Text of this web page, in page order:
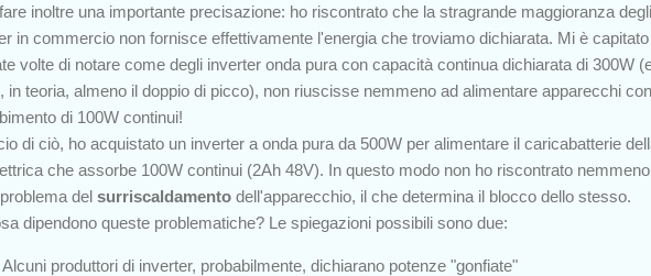
inoltre una importante precisazione: ho riscontrato che la stragrande maggioranza degli
in commercio non fornisce effettivamente l'energia che troviamo dichiarata. Mi è capitato
volte di notare come degli inverter onda pura con capacità continua dichiarata di 300W
in teoria, almeno il doppio di picco), non riuscisse nemmeno ad alimentare apparecchi con
di 100W continui!
di ciò, ho acquistato un inverter a onda pura da 500W per alimentare il caricabatterie
che assorbe 100W continui (2Ah 48V). In questo modo non ho riscontrato
del surriscaldamento dell'apparecchio, il che determina il blocco dello stesso.
dipendono queste problematiche? Le spiegazioni possibili sono due:
Alcuni produttori di inverter, probabilmente, dichiarano potenze "gonfiate"